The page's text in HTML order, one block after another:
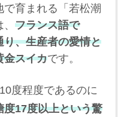
育まれる「若松潮
、フランス語で
り、生産者の愛情と
金スイカです。
度程度であるのに
度17度以上という驚